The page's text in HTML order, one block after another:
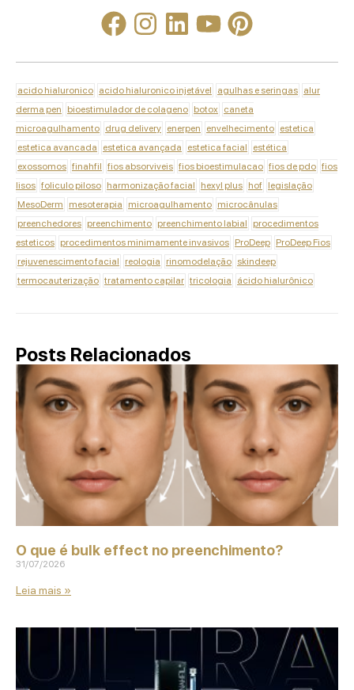
acido hialuronico acido hialuronico injetável agulhas e seringas alur
derma pen
bioestimulador de colageno botox caneta
microagulhamento drug delivery enerpen envelhecimento estetica
estetica avancada
estetica avançada estetica facial
estética
exossomos finahfil fios absorviveis fios bioestimulacao fios de pdo fios
lisos foliculo piloso harmonização facial hexyl plus hof legislação
MesoDerm
mesoterapia microagulhamento microcânulas
preenchedores preenchimento preenchimento labial
procedimentos
esteticos procedimentos minimamente invasivos ProDeep ProDeep Fios
rejuvenescimento facial
reologia rinomodelação skindeep
termocauterização tratamento capilar tricologia ácido hialurônico
Posts Relacionados
O que é bulk effect no preenchimento?
31/07/2026
Leia mais »